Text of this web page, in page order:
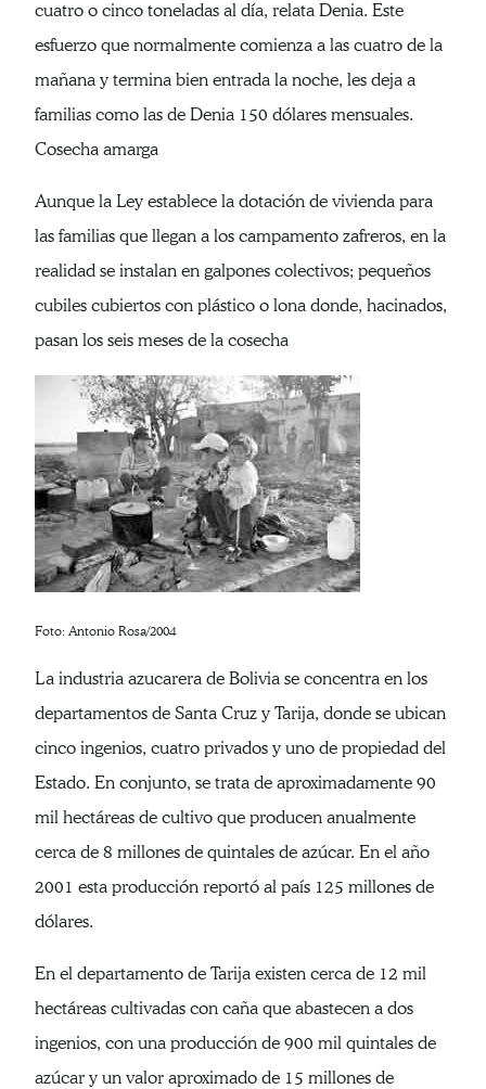
cuatro o cinco toneladas al día, relata Denia. Este
esfuerzo que normalmente comienza a las cuatro de la
mañana y termina bien entrada la noche, les deja a
familias como las de Denia 150 dólares mensuales.
Cosecha amarga
Aunque la Ley establece la dotación de vivienda para
las familias que llegan a los campamento zafreros, en la
realidad se instalan en galpones colectivos; pequeños
cubiles cubiertos con plástico o lona donde, hacinados,
pasan los seis meses de la cosecha
Foto: Antonio Rosa/2004
La industria azucarera de Bolivia se concentra en los
departamentos de Santa Cruz y Tarija, donde se ubican
cinco ingenios, cuatro privados y uno de propiedad del
Estado. En conjunto, se trata de aproximadamente 90
mil hectáreas de cultivo que producen anualmente
cerca de 8 millones de quintales de azúcar. En el año
2001 esta producción reportó al país 125 millones de
dólares.
En el departamento de Tarija existen cerca de 12 mil
hectáreas cultivadas con caña que abastecen a dos
ingenios, con una producción de 900 mil quintales de
azúcar y un valor aproximado de 15 millones de